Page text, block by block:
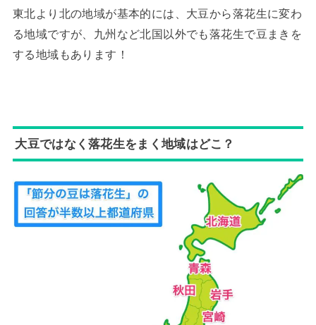
東北より北の地域が基本的には、大豆から落花生に変わ
る地域ですが、九州など北国以外でも落花生で豆まきを
する地域もあります！
大豆ではなく落花生をまく地域はどこ？